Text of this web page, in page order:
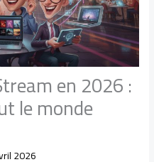
en 2026 :
le monde
2026